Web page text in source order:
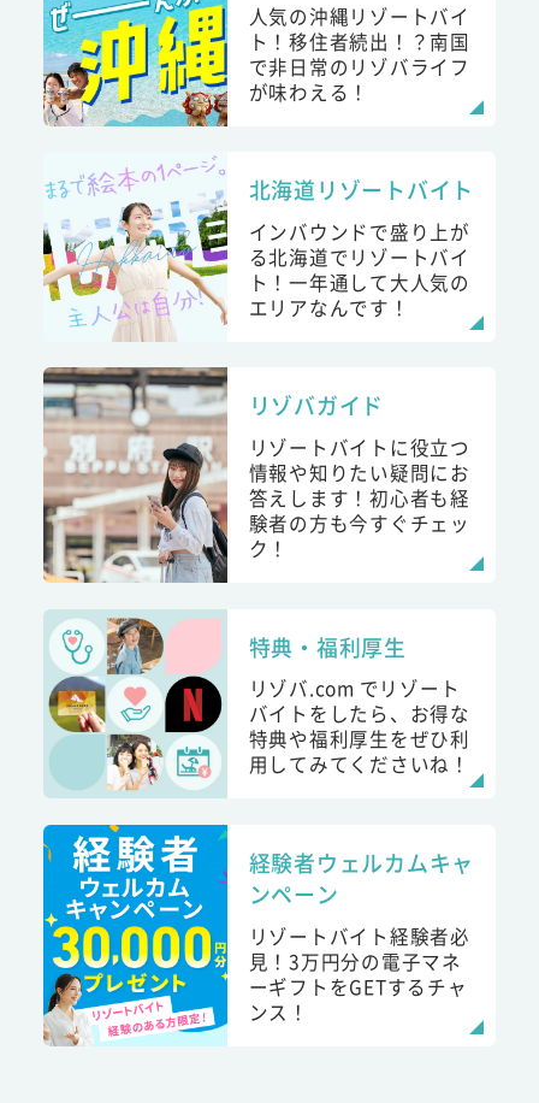
人気の沖縄リゾートバイ
ト！移住者続出！？南国
で非日常のリゾバライフ
が味わえる！
北海道リゾートバイト
インバウンドで盛り上が
る北海道でリゾートバイ
ト！一年通して大人気の
エリアなんです！
リゾバガイド
リゾートバイトに役立つ
情報や知りたい疑問にお
答えします！初心者も経
験者の方も今すぐチェッ
ク！
特典・福利厚生
リゾバ.com でリゾート
バイトをしたら、お得な
特典や福利厚生をぜひ利
用してみてくださいね！
経験者ウェルカムキャ
ンペーン
リゾートバイト経験者必
見！3万円分の電子マネ
ーギフトをGETするチャ
ンス！